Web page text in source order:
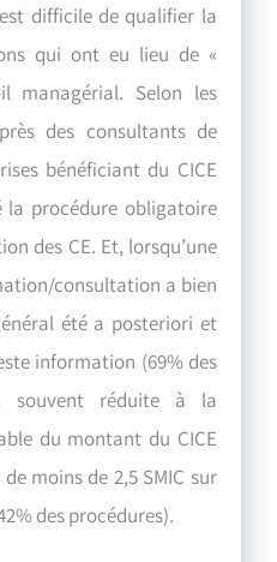
difficile de qualifier la
qui ont eu lieu de «
managérial. Selon les
des consultants de
bénéficiant du CICE
la procédure obligatoire
des CE. Et, lorsqu’une
consultation a bien
été a posteriori et
information (69% des
souvent réduite à la
du montant du CICE
moins de 2,5 SMIC sur
des procédures).